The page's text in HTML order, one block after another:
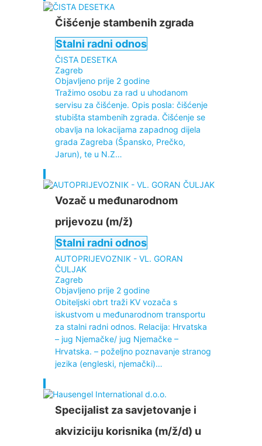
Čišćenje stambenih zgrada
Stalni radni odnos
ČISTA DESETKA
Zagreb
Objavljeno prije 2 godine
Tražimo osobu za rad u uhodanom
servisu za čišćenje. Opis posla: čišćenje
stubišta stambenih zgrada. Čišćenje se
obavlja na lokacijama zapadnog dijela
grada Zagreba (Špansko, Prečko,
Jarun), te u N.Z…
Vozač u međunarodnom
prijevozu (m/ž)
Stalni radni odnos
AUTOPRIJEVOZNIK - VL. GORAN
ČULJAK
Zagreb
Objavljeno prije 2 godine
Obiteljski obrt traži KV vozača s
iskustvom u međunarodnom transportu
za stalni radni odnos. Relacija: Hrvatska
– jug Njemačke/ jug Njemačke –
Hrvatska. – poželjno poznavanje stranog
jezika (engleski, njemački)…
Specijalist za savjetovanje i
akviziciju korisnika (m/ž/d) u